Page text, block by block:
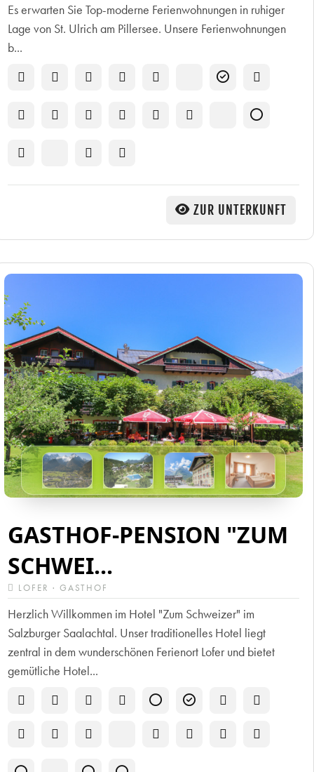
Es erwarten Sie Top-moderne Ferienwohnungen in ruhiger
Lage von St. Ulrich am Pillersee. Unsere Ferienwohnungen
b...
ZUR UNTERKUNFT
GASTHOF-PENSION "ZUM
SCHWEI...
LOFER · GASTHOF
Herzlich Willkommen im Hotel "Zum Schweizer" im
Salzburger Saalachtal. Unser traditionelles Hotel liegt
zentral in dem wunderschönen Ferienort Lofer und bietet
gemütliche Hotel...